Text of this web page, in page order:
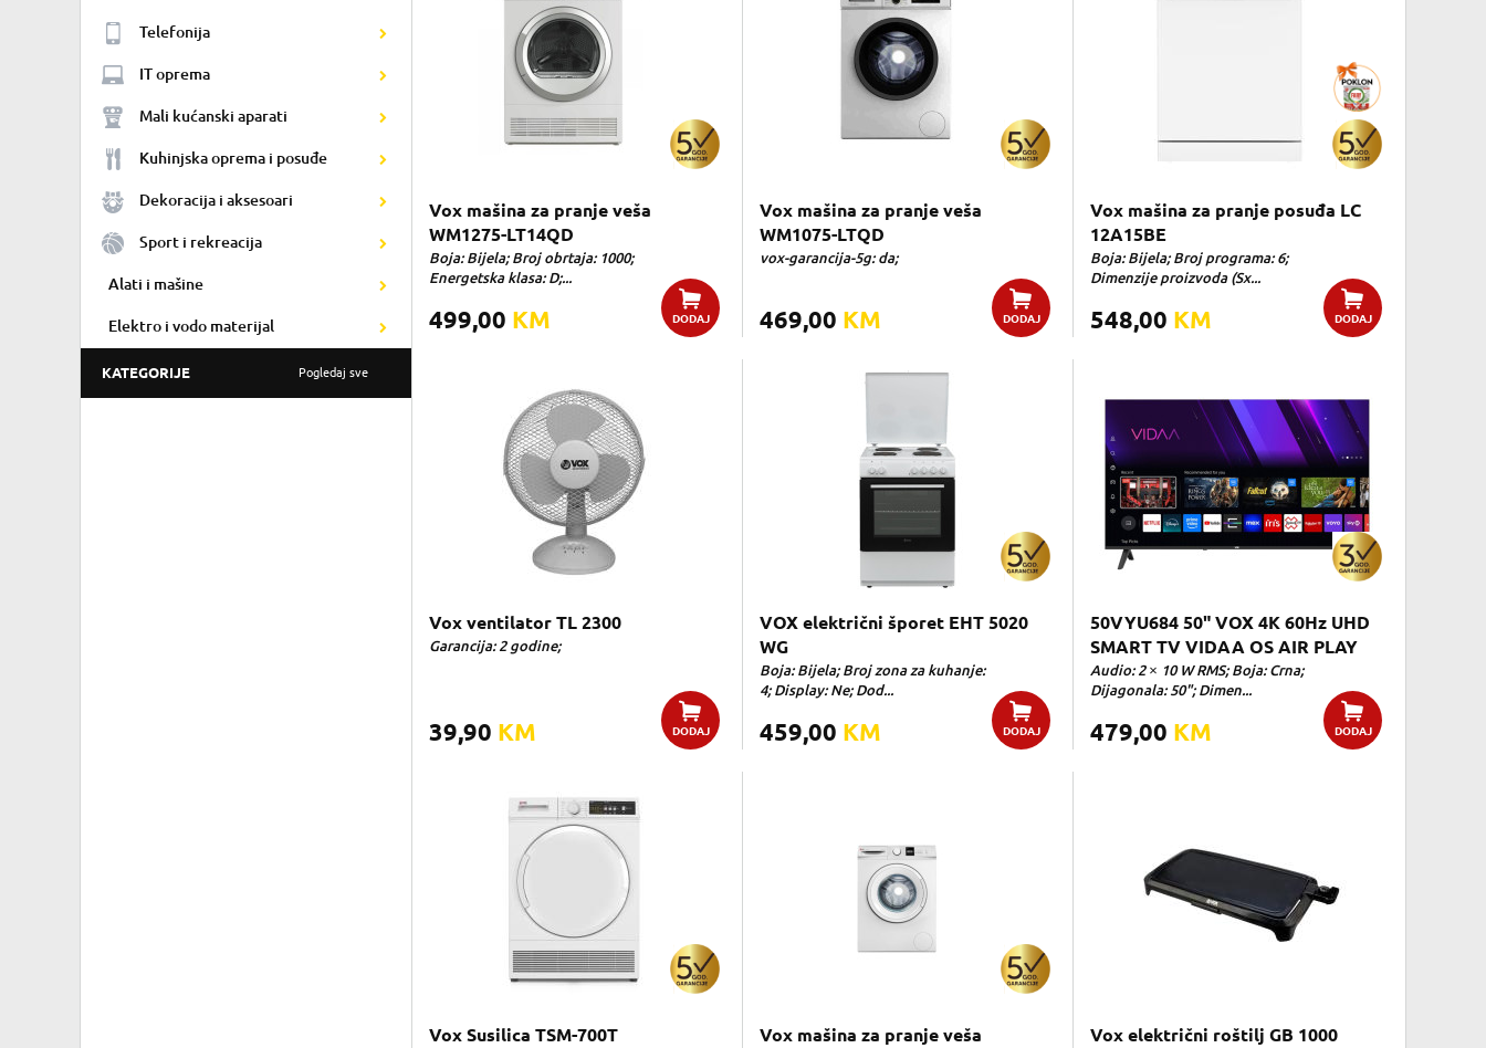
Telefonija
IT oprema
Mali kućanski aparati
Kuhinjska oprema i posuđe
Dekoracija i aksesoari
Sport i rekreacija
Alati i mašine
Elektro i vodo materijal
KATEGORIJE Pogledaj sve
Vox mašina za pranje veša
WM1275-LT14QD
Boja: Bijela; Broj obrtaja: 1000;
Energetska klasa: D;...
499,00 KM DODAJ
Vox mašina za pranje veša
WM1075-LTQD
vox-garancija-5g: da;
469,00 KM DODAJ
Vox mašina za pranje posuđa LC
12A15BE
Boja: Bijela; Broj programa: 6;
Dimenzije proizvoda (Sx...
548,00 KM DODAJ
Vox ventilator TL 2300
Garancija: 2 godine;
39,90 KM DODAJ
VOX električni šporet EHT 5020
WG
Boja: Bijela; Broj zona za kuhanje:
4; Display: Ne; Dod...
459,00 KM DODAJ
50VYU684 50" VOX 4K 60Hz UHD
SMART TV VIDAA OS AIR PLAY
Audio: 2 × 10 W RMS; Boja: Crna;
Dijagonala: 50"; Dimen...
479,00 KM DODAJ
Vox Susilica TSM-700T
Vox mašina za pranje veša
Vox električni roštilj GB 1000